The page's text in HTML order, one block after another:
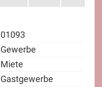
01093
Gewerbe
Miete
Gastgewerbe